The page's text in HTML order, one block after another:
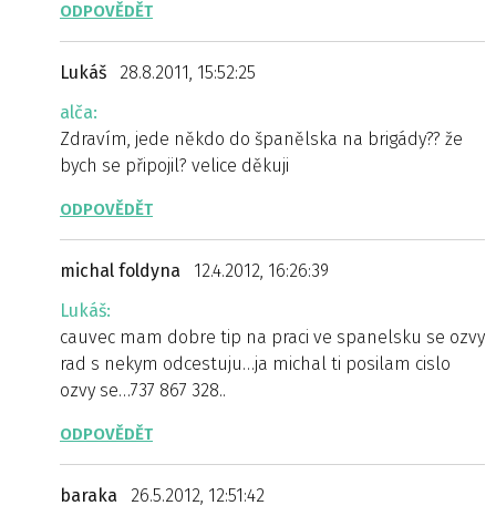
ODPOVĚDĚT
Lukáš
28.8.2011, 15:52:25
alča:
Zdravím, jede někdo do španělska na brigády?? že
bych se připojil? velice děkuji
ODPOVĚDĚT
michal foldyna
12.4.2012, 16:26:39
Lukáš:
cauvec mam dobre tip na praci ve spanelsku se ozvy
rad s nekym odcestuju…ja michal ti posilam cislo
ozvy se…737 867 328..
ODPOVĚDĚT
baraka 26.5.2012, 12:51:42